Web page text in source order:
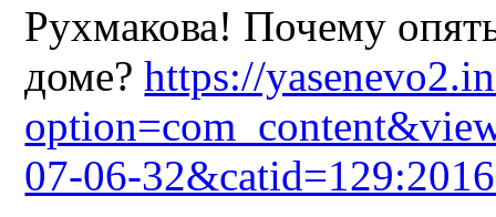
Рухмакова! Почему
доме?https://
07-06-